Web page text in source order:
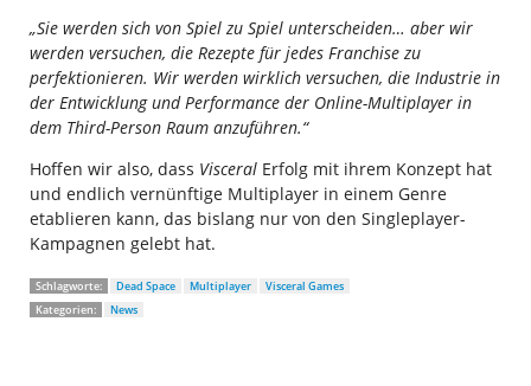
„Sie werden sich von Spiel zu Spiel unterscheiden… aber wir
werden versuchen, die Rezepte für jedes Franchise zu
perfektionieren. Wir werden wirklich versuchen, die Industrie in
der Entwicklung und Performance der Online-Multiplayer in
dem Third-Person Raum anzuführen.“
Hoffen wir also, dass Visceral Erfolg mit ihrem Konzept hat
und endlich vernünftige Multiplayer in einem Genre
etablieren kann, das bislang nur von den Singleplayer-
Kampagnen gelebt hat.
Schlagworte: Dead Space Multiplayer
Visceral Games
Kategorien:
News